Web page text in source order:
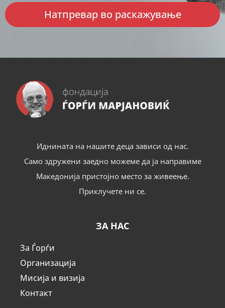
Натпревар во раскажување
Иднината на нашите деца зависи од нас.
Само здружени заедно можеме да ја направиме
Македонија пристојно место за живеење.
Приклучете ни се.
ЗА НАС
За Ѓорѓи
Организација
Мисија и визија
Контакт